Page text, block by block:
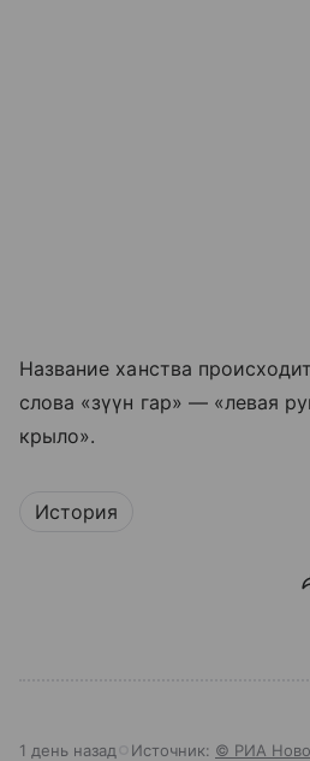
Название ханства
слова «зүүн гар» — «левая
крыло».
История
1 день назад Источник: © РИА